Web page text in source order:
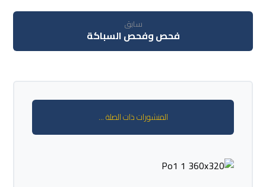
سابق
فحص وفحص السباكة
المنشورات ذات الصلة ...